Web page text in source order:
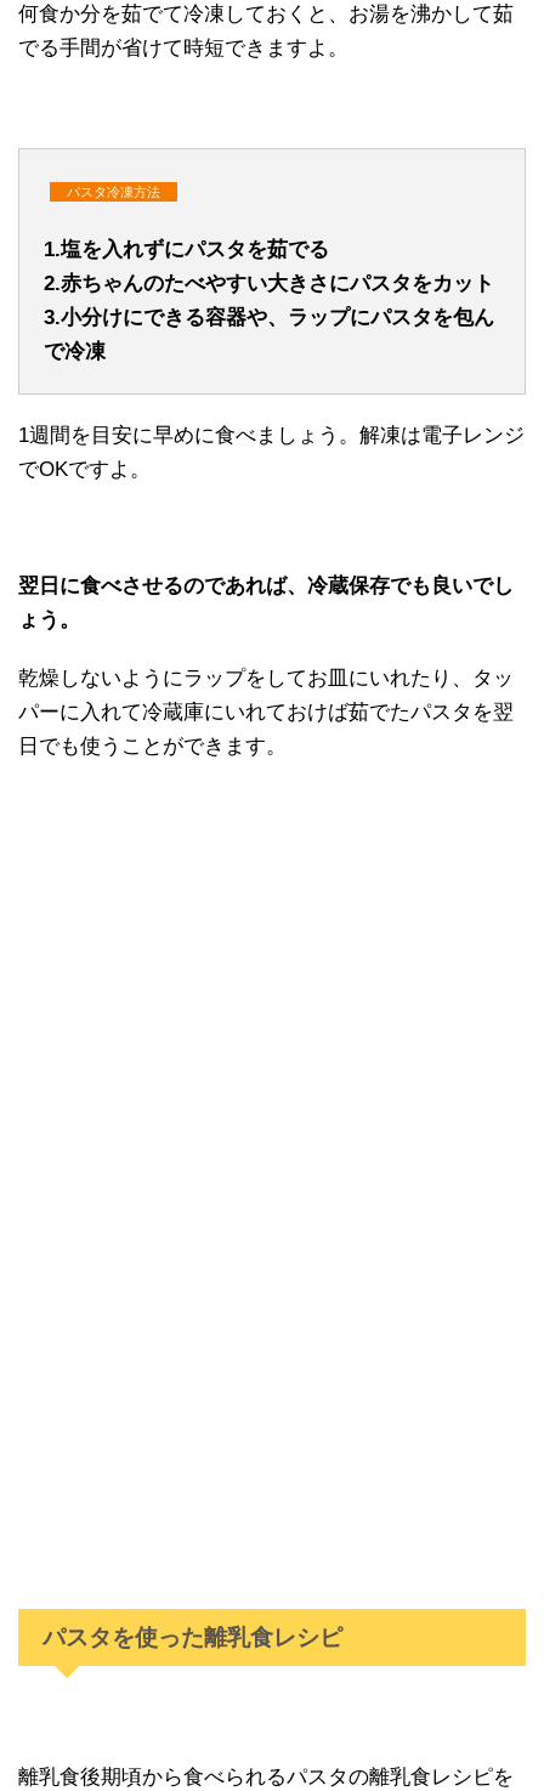
何食か分を茹でて冷凍しておくと、お湯を沸かして茹
でる手間が省けて時短できますよ。
パスタ冷凍方法
1.塩を入れずにパスタを茹でる
2.赤ちゃんのたべやすい大きさにパスタをカット
3.小分けにできる容器や、ラップにパスタを包ん
で冷凍
1週間を目安に早めに食べましょう。解凍は電子レンジ
でOKですよ。
翌日に食べさせるのであれば、冷蔵保存でも良いでし
ょう。
乾燥しないようにラップをしてお皿にいれたり、タッ
パーに入れて冷蔵庫にいれておけば茹でたパスタを翌
日でも使うことができます。
パスタを使った離乳食レシピ
離乳食後期頃から食べられるパスタの離乳食レシピを